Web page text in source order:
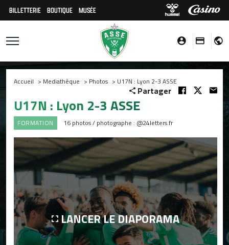
BILLETTERIE BOUTIQUE MUSÉE
Accueil > Mediathèque > Photos > U17N : Lyon 2-3 ASSE
Partager
U17N : Lyon 2-3 ASSE
FORMATION 16 photos / photographe : @24letters.fr
LANCER LE DIAPORAMA